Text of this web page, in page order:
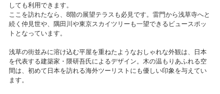
しても利用できます。
ここを訪れたなら、8階の展望テラスも必見です。雷門から浅草寺へと
続く仲見世や、隅田川や東京スカイツリーも一望できるビュースポッ
トとなっています。
浅草の街並みに溶け込む平屋を重ねたようなおしゃれな外観は、日本
を代表する建築家・隈研吾氏によるデザイン。木の温もりあふれる空
間は、初めて日本を訪れる海外ツーリストにも優しい印象を与えてい
ます。